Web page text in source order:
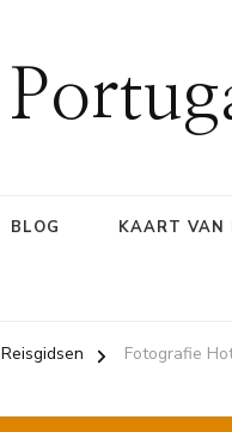
BLOG KAART VAN
Reisgidsen Fotografie